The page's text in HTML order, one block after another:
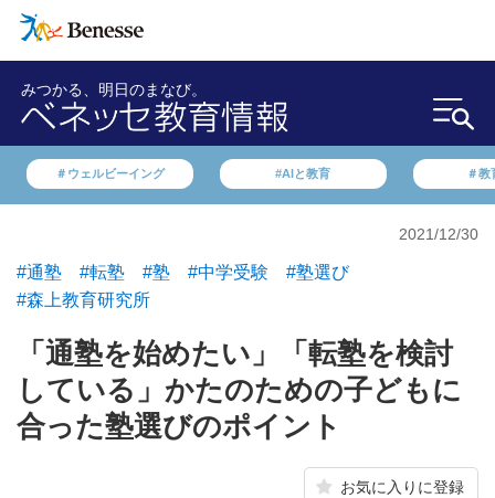
みつかる、明日のまなび。
＃ウェルビーイング #AIと教育 ＃教
2021/12/30
#通塾 #転塾 #塾 #中学受験
#塾選び
#森上教育研究所
「通塾を始めたい」「転塾を検討
している」かたのための子どもに
合った塾選びのポイント
お気に入りに登録